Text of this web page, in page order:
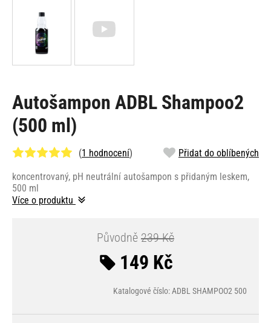
Autošampon ADBL Shampoo2
(500 ml)
(1 hodnocení) Přidat do oblíbených
koncentrovaný, pH neutrální autošampon s přidaným leskem,
500 ml
Více o produktu
Původně 239 Kč
149 Kč
Katalogové číslo: ADBL SHAMPOO2 500